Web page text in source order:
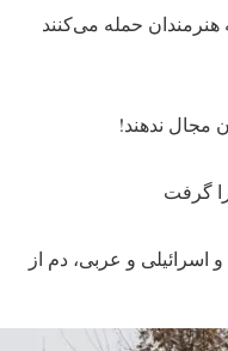
حمله می‌کنند
مجال ندهند!
گرفت
اسرائیلی و عربی، دم از